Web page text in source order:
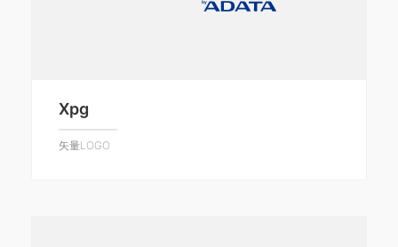
Xpg
矢量LOGO